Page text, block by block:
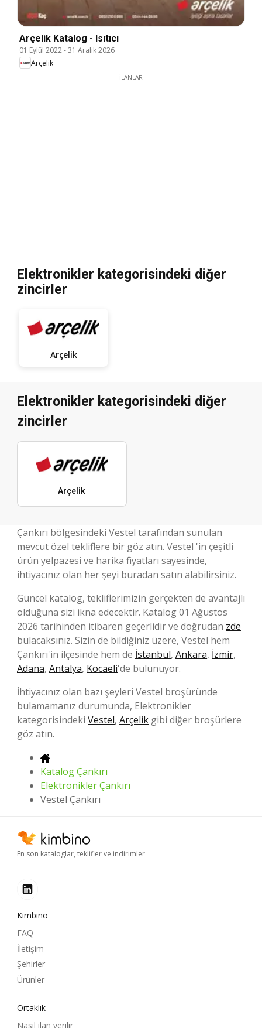
Arçelik Katalog - Isıtıcı
01 Eylül 2022-31 Aralık 2026
Arçelik
İLANLAR
Elektronikler kategorisindeki diğer
zincirler
Arçelik
Elektronikler kategorisindeki diğer
zincirler
Arçelik
Çankırı bölgesindeki Vestel tarafından sunulan
mevcut özel tekliflere bir göz atın. Vestel 'in çeşitli
ürün yelpazesi ve harika fiyatları sayesinde,
ihtiyacınız olan her şeyi buradan satın alabilirsiniz.
Güncel katalog, tekliflerimizin gerçekten de avantajlı
olduğuna sizi ikna edecektir. Katalog 01 Ağustos
2026 tarihinden itibaren geçerlidir ve doğrudan zde
bulacaksınız. Sizin de bildiğiniz üzere, Vestel hem
Çankırı'in ilçesinde hem de İstanbul, Ankara, İzmir,
Adana, Antalya, Kocaeli'de bulunuyor.
İhtiyacınız olan bazı şeyleri Vestel broşüründe
bulamamanız durumunda, Elektronikler
kategorisindeki Vestel, Arçelik gibi diğer broşürlere
göz atın.
Katalog Çankırı
Elektronikler Çankırı
Vestel Çankırı
En son kataloglar, teklifler ve indirimler
Kimbino
FAQ
İletişim
Şehirler
Ürünler
Ortaklık
Nasıl ilan verilir